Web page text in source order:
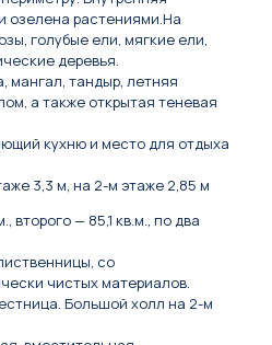
озелена растениями.На
голубые ели, мягкие ели,
деревья.
мангал, тандыр, летняя
а также открытая теневая
кухню и место для отдыха
3,3 м, на 2-м этаже 2,85 м
второго — 85,1 кв.м., по два
со
чистых материалов.
Большой холл на 2-м